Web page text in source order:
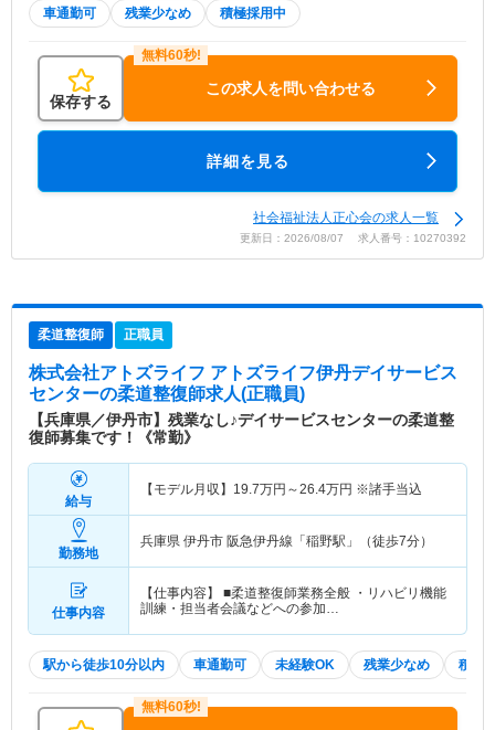
車通勤可 残業少なめ 積極採用中
保存する
この求人を問い合わせる
詳細を見る
社会福祉法人正心会の求人一覧
更新日：2026/08/07 求人番号：10270392
柔道整復師 正職員
株式会社アトズライフ アトズライフ伊丹デイサービス
センターの柔道整復師求人(正職員)
【兵庫県／伊丹市】残業なし♪デイサービスセンターの柔道整
復師募集です！《常勤》
給与
【モデル月収】 19.7万円～26.4万円 ※諸手当込
勤務地
兵庫県 伊丹市 阪急伊丹線「稲野駅」（徒歩7分）
仕事内容
【仕事内容】 ■柔道整復師業務全般 ・リハビリ機能
訓練・担当者会議などへの参加…
駅から徒歩10分以内 車通勤可 未経験OK 残業少なめ 積極